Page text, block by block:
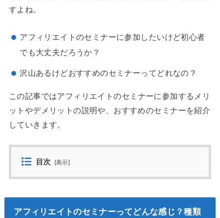
すよね。
アフィリエイトのセミナーに参加したいけど初心者
でも大丈夫だろうか？
沢山あるけどおすすめのセミナーってどれなの？
この記事ではアフィリエイトのセミナーに参加するメリ
ットやデメリットの説明や、おすすめのセミナーを紹介
していきます。
目次 [表示]
アフィリエイトのセミナーってどんな感じ？種類